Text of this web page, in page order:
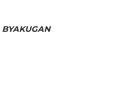
BYAKUGAN